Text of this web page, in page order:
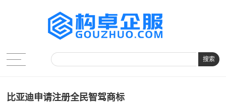
搜索
比亚迪申请注册全民智驾商标